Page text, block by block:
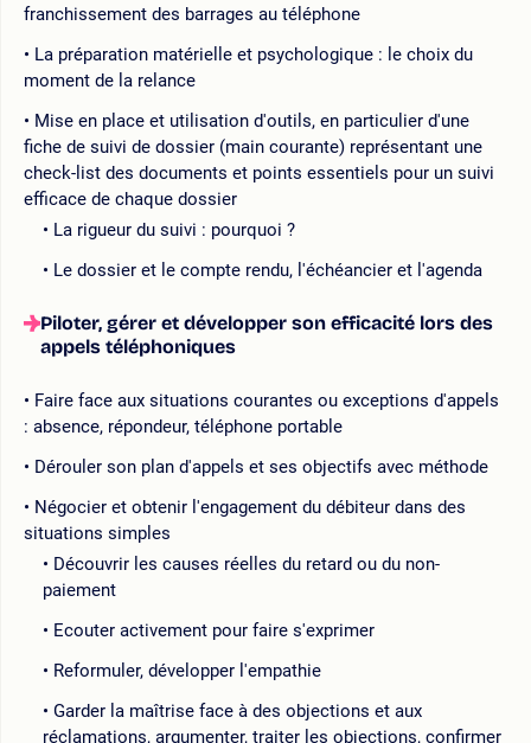
franchissement des barrages au téléphone
La préparation matérielle et psychologique : le choix du
moment de la relance
Mise en place et utilisation d'outils, en particulier d'une
fiche de suivi de dossier (main courante) représentant une
check-list des documents et points essentiels pour un suivi
efficace de chaque dossier
La rigueur du suivi : pourquoi ?
Le dossier et le compte rendu, l'échéancier et l'agenda
Piloter, gérer et développer son efficacité lors des
appels téléphoniques
Faire face aux situations courantes ou exceptions d'appels
: absence, répondeur, téléphone portable
Dérouler son plan d'appels et ses objectifs avec méthode
Négocier et obtenir l'engagement du débiteur dans des
situations simples
Découvrir les causes réelles du retard ou du non-
paiement
Ecouter activement pour faire s'exprimer
Reformuler, développer l'empathie
Garder la maîtrise face à des objections et aux
réclamations, argumenter, traiter les objections, confirmer